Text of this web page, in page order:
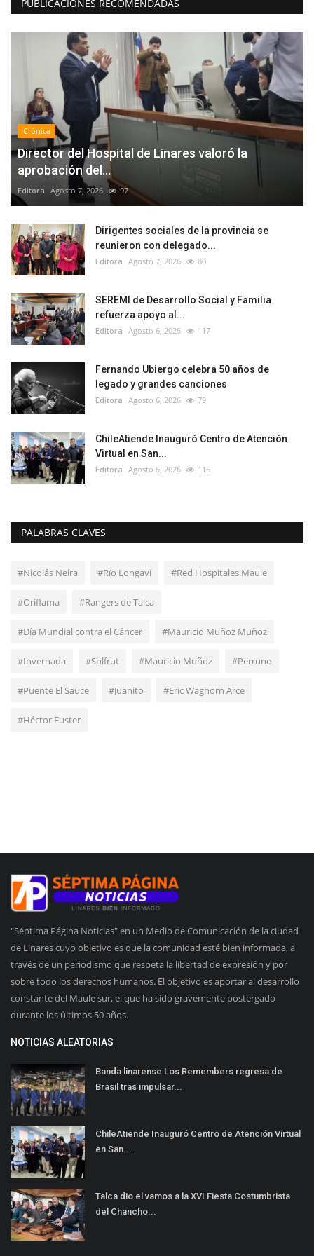
PUBLICACIONES RECOMENDADAS
Crónica
Director del Hospital de Linares valoró la
aprobación del...
Editora Agosto 7, 2026 97
Dirigentes sociales de la provincia se
reunieron con delegado...
Editora Agosto 7, 2026 80
SEREMI de Desarrollo Social y Familia
refuerza apoyo al...
Editora Agosto 6, 2026 117
Fernando Ubiergo celebra 50 años de
legado y grandes canciones
Editora Agosto 6, 2026 79
ChileAtiende Inauguró Centro de Atención
Virtual en San...
Editora Agosto 6, 2026 116
PALABRAS CLAVES
#Nicolás Neira #Rïo Longaví #Red Hospitales Maule
#Oriflama #Rangers de Talca
#Día Mundial contra el Cáncer #Mauricio Muñoz Muñoz
#Invernada #Solfrut #Mauricio Muñoz #Perruno
#Puente El Sauce #Juanito #Eric Waghorn Arce
#Héctor Fuster
"Séptima Página Noticias" en un Medio de Comunicación de la ciudad
de Linares cuyo objetivo es que la comunidad esté bien informada, a
través de un periodismo que respeta la libertad de expresión y por
sobre todo los derechos humanos. El objetivo es aportar al desarrollo
constante del Maule sur, el que ha sido gravemente postergado
durante los últimos 50 años.
NOTICIAS ALEATORIAS
Banda linarense Los Remembers regresa de
Brasil tras impulsar...
ChileAtiende Inauguró Centro de Atención Virtual
en San...
Talca dio el vamos a la XVI Fiesta Costumbrista
del Chancho...